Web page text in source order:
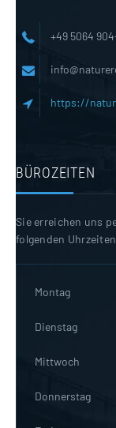
+49 5064
https://
BÜROZEITEN
Sie erreichen uns
folgenden
Montag
Dienstag
Mittwoch
Donnerstag